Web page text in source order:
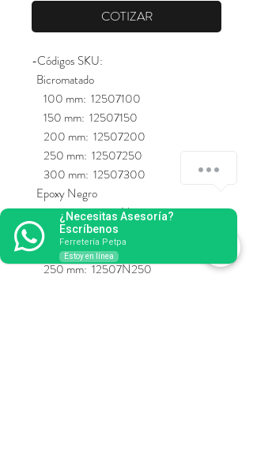
COTIZAR
-Códigos SKU:
Bicromatado
100 mm: 12507100
150 mm: 12507150
200 mm: 12507200
250 mm: 12507250
300 mm: 12507300
Epoxy Negro
100 mm: 12507N100
150 mm: 12507N150
200 mm: 12507N200
250 mm: 12507N250
¿Necesitas Asesoría?
Escríbenos
Ferretería Petpa
Estoy en línea